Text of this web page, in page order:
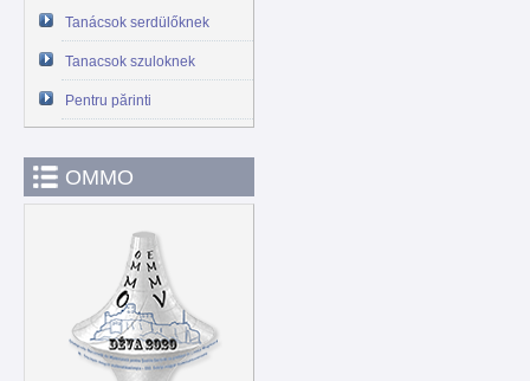
Tanácsok serdülőknek
Tanacsok szuloknek
Pentru părinti
OMMO